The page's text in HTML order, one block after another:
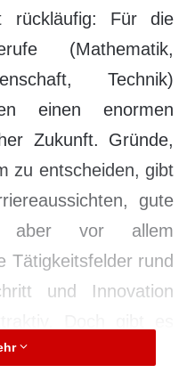
rückläufig: Für die
(Mathematik,
Technik)
einen enormen
Zukunft. Gründe,
zu entscheiden, gibt
gute
aber vor allem
Tätigkeitsfelder rund
und Innovation
Menschen, die das